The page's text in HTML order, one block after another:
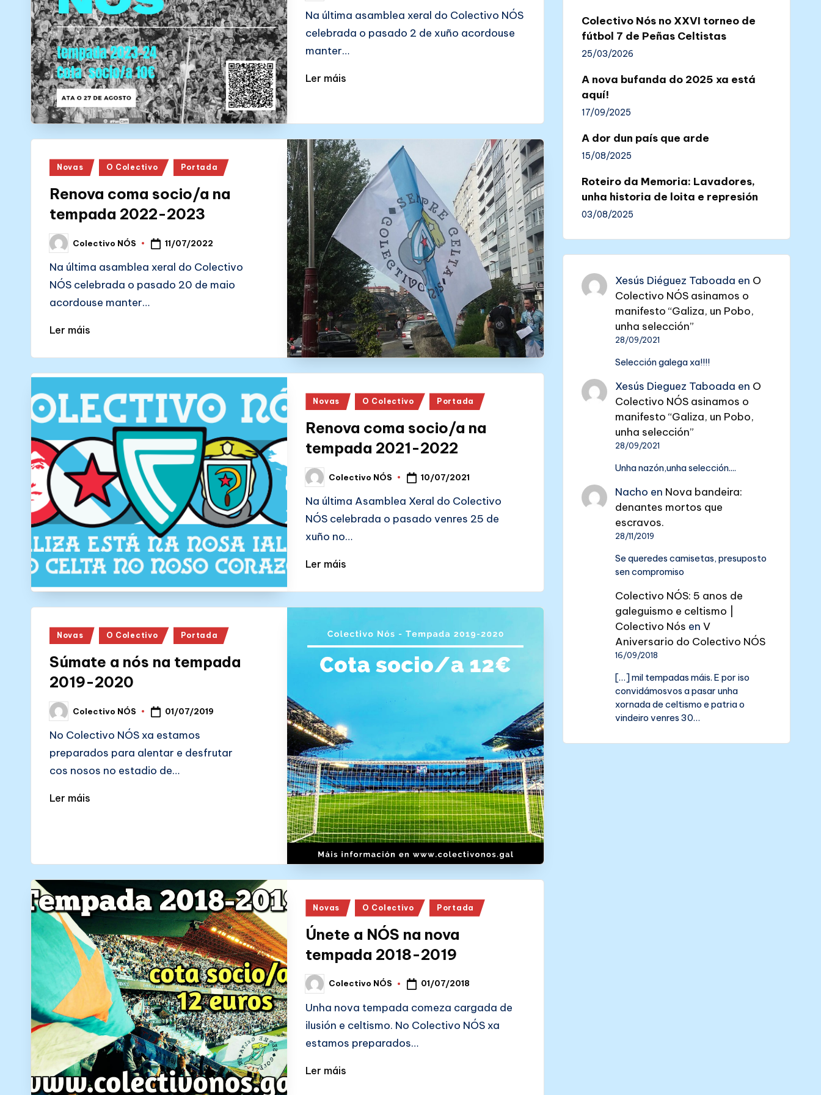
N
Ó
S
by
Na última asamblea xeral do Colectivo NÓS
celebrada o pasado 2 de xuño acordouse
manter…
Ler máis
Posted
Novas O Colectivo Portada
Renova coma socio/a na
tempada 2022-2023
Posted
by
Colectivo NÓS 11/07/2022
Na última asamblea xeral do Colectivo
NÓS celebrada o pasado 20 de maio
acordouse manter…
Ler máis
Posted
Novas O Colectivo Portada
Renova coma socio/a na
tempada 2021-2022
Posted
by
Colectivo NÓS 10/07/2021
Na última Asamblea Xeral do Colectivo
NÓS celebrada o pasado venres 25 de
xuño no…
Ler máis
Posted
Novas O Colectivo Portada
Súmate a nós na tempada
2019-2020
Posted
by
Colectivo NÓS 01/07/2019
No Colectivo NÓS xa estamos
preparados para alentar e desfrutar
cos nosos no estadio de…
Ler máis
Posted
in
Novas O Colectivo Portada
Únete a NÓS na nova
tempada 2018-2019
Posted
by
Colectivo NÓS 01/07/2018
Unha nova tempada comeza cargada de
ilusión e celtismo. No Colectivo NÓS xa
estamos preparados…
Ler máis
Colectivo Nós no XXVI torneo de
fútbol 7 de Peñas Celtistas
25/03/2026
A nova bufanda do 2025 xa está
aquí!
17/09/2025
A dor dun país que arde
15/08/2025
Roteiro da Memoria: Lavadores,
unha historia de loita e represión
03/08/2025
Xesús Diéguez Taboada en O
Colectivo NÓS asinamos o
manifesto “Galiza, un Pobo,
unha selección”
28/09/2021
Selección galega xa!!!!
Xesús Dieguez Taboada en O
Colectivo NÓS asinamos o
manifesto “Galiza, un Pobo,
unha selección”
28/09/2021
Unha nazón,unha selección....
Nacho en Nova bandeira:
denantes mortos que
escravos.
28/11/2019
Se queredes camisetas, presuposto
sen compromiso
Colectivo NÓS: 5 anos de
galeguismo e celtismo |
Colectivo Nós enV
Aniversario do Colectivo NÓS
16/09/2018
[…] mil tempadas máis. E por iso
convidámosvos a pasar unha
xornada de celtismo e patria o
vindeiro venres 30…